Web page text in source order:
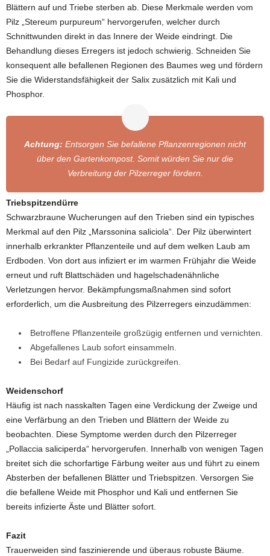
Blättern auf und Triebe sterben ab. Diese Merkmale werden vom
Pilz „Stereum purpureum“ hervorgerufen, welcher durch
Schnittwunden direkt in das Innere der Weide eindringt. Die
Behandlung dieses Erregers ist jedoch schwierig. Schneiden Sie
konsequent alle befallenen Regionen des Baumes weg und fördern
Sie die Widerstandsfähigkeit der Salix zusätzlich mit Kali und
Phosphor.
Achtung: Entsorgen Sie befallene Pflanzenregionen nicht
über den Gartenkompost. Somit würden Sie nur die
Verbreitung der Pilzerreger fördern.
Triebspitzendürre
Schwarzbraune Wucherungen auf den Trieben sind ein typisches
Merkmal auf den Pilz „Marssonina saliciola“. Der Pilz überwintert
innerhalb erkrankter Pflanzenteile und auf dem welken Laub am
Erdboden. Von dort aus infiziert er im warmen Frühjahr die Weide
erneut und ruft Blattschäden und hagelschadenähnliche
Verletzungen hervor. Bekämpfungsmaßnahmen sind sofort
erforderlich, um die Ausbreitung des Pilzerregers einzudämmen:
Betroffene Pflanzenteile großzügig entfernen und vernichten.
Abgefallenes Laub sofort einsammeln.
Bei Bedarf auf Fungizide zurückgreifen.
Weidenschorf
Häufig ist nach nasskalten Tagen eine Verdickung der Zweige und
eine Verfärbung an den Trieben und Blättern der Weide zu
beobachten. Diese Symptome werden durch den Pilzerreger
„Pollaccia saliciperda“ hervorgerufen. Innerhalb von wenigen Tagen
breitet sich die schorfartige Färbung weiter aus und führt zu einem
Absterben der befallenen Blätter und Triebspitzen. Versorgen Sie
die befallene Weide mit Phosphor und Kali und entfernen Sie
bereits infizierte Äste und Blätter sofort.
Fazit
Trauerweiden sind faszinierende und überaus robuste Bäume.